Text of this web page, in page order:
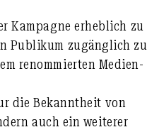
Kampagne erheblich zu
Publikum zugänglich zu
renommierten Medien-
die Bekanntheit von
auch ein weiterer